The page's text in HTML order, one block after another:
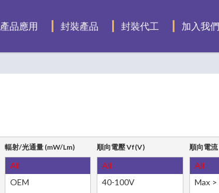
產品應用 封裝產品 封裝代工 加入我們
輻射/光通量(mW/Lm)
All
OEM
順向電壓 Vf(V)
All
40-100V
順向電
All
Max >